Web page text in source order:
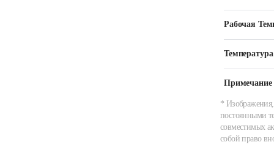
Рабочая
Примечание
* Изображения,
постоянными
совместимых
собой право